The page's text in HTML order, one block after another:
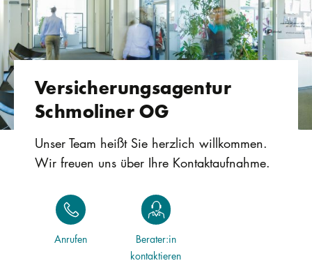
Versicherungsagentur
Schmoliner OG
Unser Team heißt Sie herzlich willkommen.
Wir freuen uns über Ihre Kontaktaufnahme.
Anrufen
Berater:in
kontaktieren